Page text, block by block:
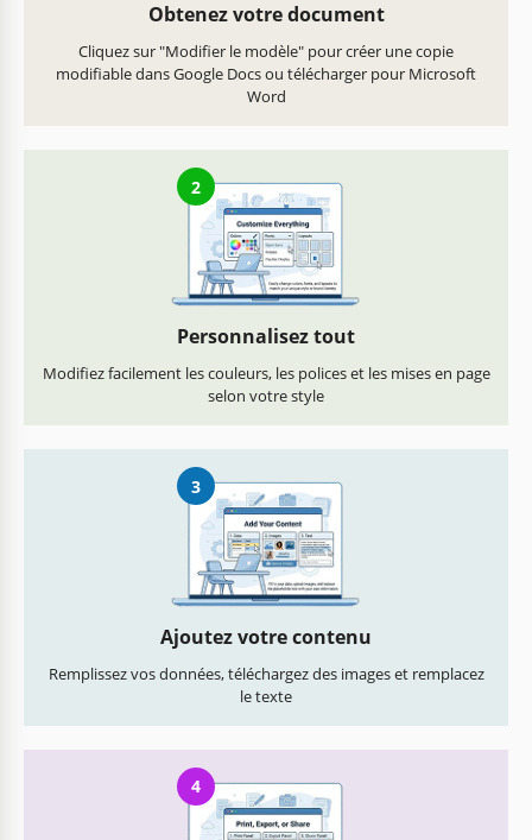
Obtenez votre document
Cliquez sur "Modifier le modèle" pour créer une copie
modifiable dans Google Docs ou télécharger pour Microsoft
Word
2
Personnalisez tout
Modifiez facilement les couleurs, les polices et les mises en page
selon votre style
3
Ajoutez votre contenu
Remplissez vos données, téléchargez des images et remplacez
le texte
4